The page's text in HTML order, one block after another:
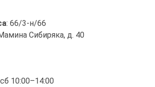
: 66/3-н/66
Сибиряка, д. 40
10:00–14:00